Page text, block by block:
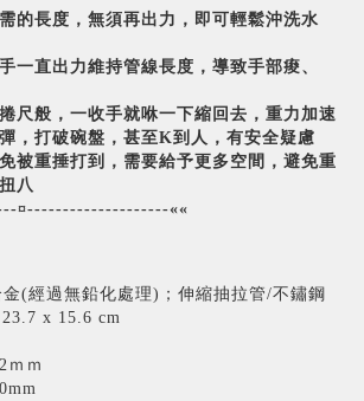
的長度，無須再出力，即可輕鬆沖洗水
一直出力維持管線長度，導致手部痠、
尺般，一收手就咻一下縮回去，重力加速
，打破碗盤，甚至K到人，有安全疑慮
被重捶打到，需要給予更多空間，避免重
八
¤--------------------««
(經過無鉛化處理)；伸縮抽拉管/不鏽鋼
x 15.6 cm
ｍｍ